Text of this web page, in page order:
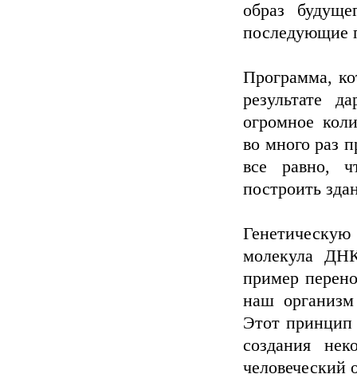
образ
последующие
Программа,
результате
огромное
во много раз
все равно,
построить
молекула
пример
наш
Этот принцип
создания
человеческий